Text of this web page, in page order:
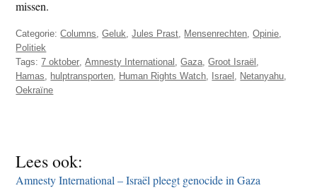
missen.
Categorie:Columns ,Geluk ,Jules Prast Mensenrechten ,Opinie
Politiek
Tags:7 oktober ,Amnesty International ,Gaza ,Groot Israël
Hamas
hulptransporten Human Rights Watch Israel Netanyahu
Oekraïne
Lees ook:
Amnesty International – Israël pleegt genocide in Gaza